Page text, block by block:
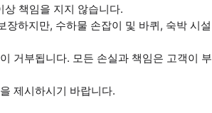
책임을 지지 않습니다.
하지만, 수하물 손잡이 및 바퀴, 숙박 시설
거부됩니다. 모든 손실과 책임은 고객이 부
제시하시기 바랍니다.